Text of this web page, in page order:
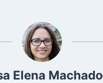
Elena Machado